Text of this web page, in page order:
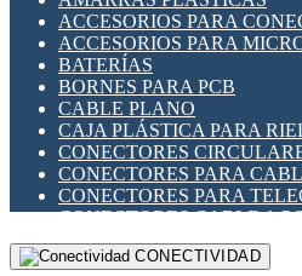
INDICADORES PARA
INTERFACES DE RELÉ
INTERRUPTORES FIN DE
LLAVES CONMUTADORAS
MEDIDORES DE ENERGÍA
MOTORES PASO A PASO
PANTALLAS HMI
PLC -CONTROLADORES
PROGRAMADORES DE
RELÉS DE PROTECCIÓN
SENSORES CAPACITIVOS
ACCESORIOS PARA
ACCESORIOS PARA
BATERÍAS
BORNES PARA PCB
CABLE PLANO
CAJA PLÁSTICA PARA
CONECTORES
CONECTORES PARA
CONECTORES PARA
CONECTORES CABLE A
CONECTORES PCB A
DIP SWITCHESCONECTIVIDAD